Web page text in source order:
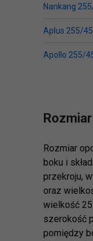
Nankang
Aplus 255/
Apollo 255/
Rozmiar
boku i
przekroju,
oraz
wielkość
szerokość
pomiędzy